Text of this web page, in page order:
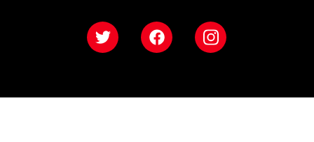
Twitter Facebook Instagram